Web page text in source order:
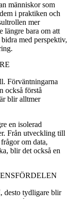
människor som
i praktiken och
mer
längre bara om att
med perspektiv,
Förväntningarna
också förstå
blir alltmer
en isolerad
Från utveckling till
om data,
blir det också en
desto tydligare blir